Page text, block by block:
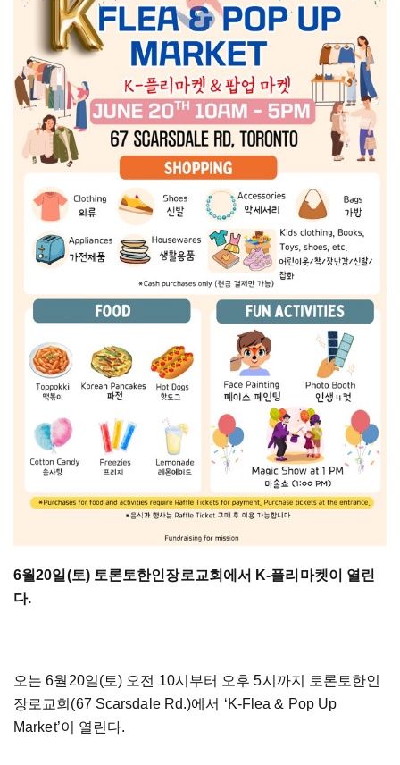
6월20일(토) 토론토한인장로교회에서 K-플리마켓이 열린
다.
오는 6월20일(토) 오전 10시부터 오후 5시까지 토론토한인
장로교회(67 Scarsdale Rd.)에서 ‘K-Flea & Pop Up
Market’이 열린다.